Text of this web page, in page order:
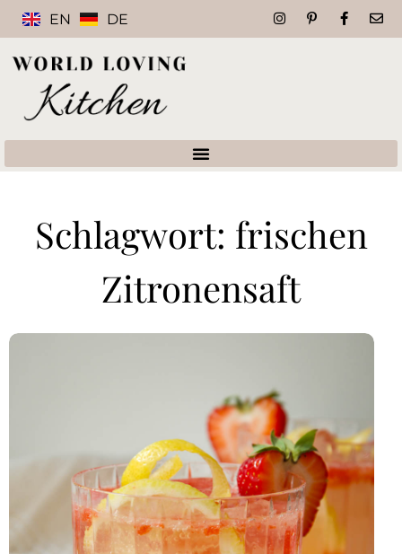
EN DE
Schlagwort: frischen
Zitronensaft